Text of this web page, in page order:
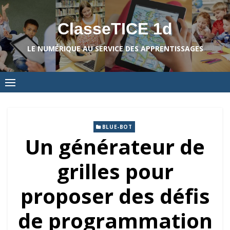
Skip
to
content
ClasseTICE 1d
LE NUMÉRIQUE AU SERVICE DES APPRENTISSAGES
BLUE-BOT
Un générateur de
grilles pour
proposer des défis
de programmation